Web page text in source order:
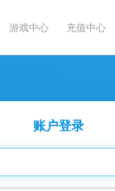
游戏中心 充值中心
账户登录